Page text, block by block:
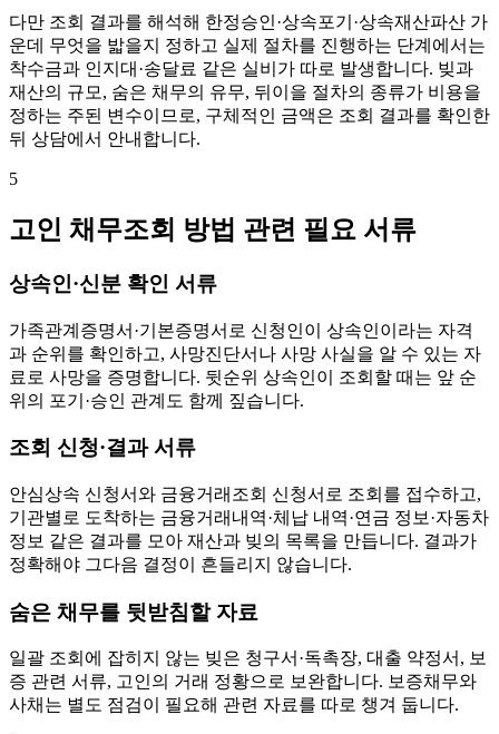
다만 조회 결과를 해석해 한정승인·상속포기·상속재산파산 가
운데 무엇을 밟을지 정하고 실제 절차를 진행하는 단계에서는
착수금과 인지대·송달료 같은 실비가 따로 발생합니다. 빚과
재산의 규모, 숨은 채무의 유무, 뒤이을 절차의 종류가 비용을
정하는 주된 변수이므로, 구체적인 금액은 조회 결과를 확인한
뒤 상담에서 안내합니다.
5
고인 채무조회 방법 관련 필요 서류
상속인·신분 확인 서류
가족관계증명서·기본증명서로 신청인이 상속인이라는 자격
과 순위를 확인하고, 사망진단서나 사망 사실을 알 수 있는 자
료로 사망을 증명합니다. 뒷순위 상속인이 조회할 때는 앞 순
위의 포기·승인 관계도 함께 짚습니다.
조회 신청·결과 서류
안심상속 신청서와 금융거래조회 신청서로 조회를 접수하고,
기관별로 도착하는 금융거래내역·체납 내역·연금 정보·자동차
정보 같은 결과를 모아 재산과 빚의 목록을 만듭니다. 결과가
정확해야 그다음 결정이 흔들리지 않습니다.
숨은 채무를 뒷받침할 자료
일괄 조회에 잡히지 않는 빚은 청구서·독촉장, 대출 약정서, 보
증 관련 서류, 고인의 거래 정황으로 보완합니다. 보증채무와
사채는 별도 점검이 필요해 관련 자료를 따로 챙겨 둡니다.